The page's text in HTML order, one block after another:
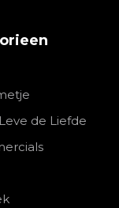
de Liefde